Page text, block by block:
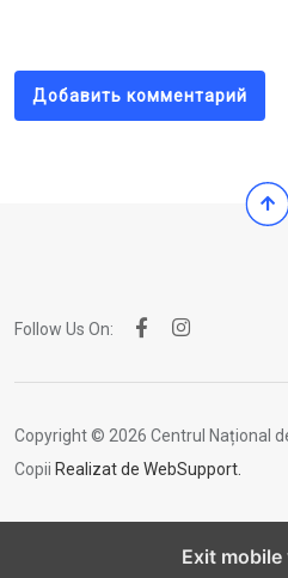
Добавить комментарий
Follow Us On:
Copyright © 2026 Centrul Național
Copii Realizat de WebSupport.
Exit mobile